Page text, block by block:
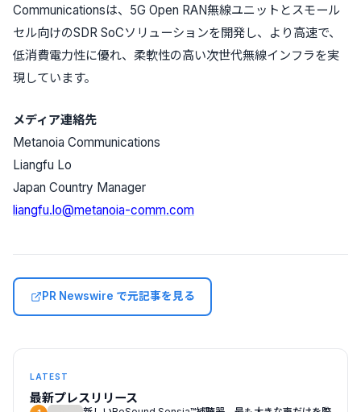
Communicationsは、5G Open RAN無線ユニットとスモール
セル向けのSDR SoCソリューションを開発し、より高速で、
低消費電力性に優れ、柔軟性の高い次世代無線インフラを実
現しています。
メディア連絡先
Metanoia Communications
Liangfu Lo
Japan Country Manager
liangfu.lo@metanoia-comm.com
PR Newswire で元記事を見る
LATEST
最新プレスリリース